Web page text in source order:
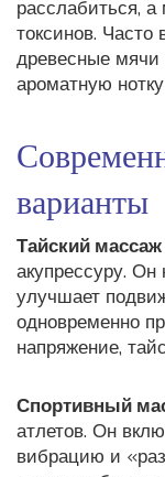
расслабиться,
токсинов. Часто
древесные мячи
ароматную
варианты
Тайский массаж
акупрессуру. Он
улучшает
одновременно
напряжение,
Спортивный
атлетов. Он
вибрацию и